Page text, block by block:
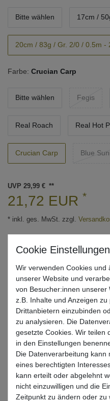
Bitte wählen 17cm /
20cm / 83g / Gr. 2/0 / 0.5m -
Farbe: Crucian Carp
Bitte wählen Fegis
Real Roach Real Hot
Crucian Carp Blue
UVP 29,99 €
21,72 EUR *
* inkl. ges. MwSt. zzgl.
Informationen zur Berechnung
Nur noch 5 Stück verfügbar
Wunschliste
Beschreibung
Wir verwenden Cookies und
unserer Website und
von Besucher:innen unserer
z.B. Inhalte und Anzeigen
Drittanbietern einzubinden
zu analysieren. Die
gesetzte Cookies. Wir teilen
in den Einstellungen
Die Datenverarbeitung kann
eines berechtigten
kann erteilt oder abgelehnt
nicht einzuwilligen und die
Zeitpunkt zu ändern oder zu